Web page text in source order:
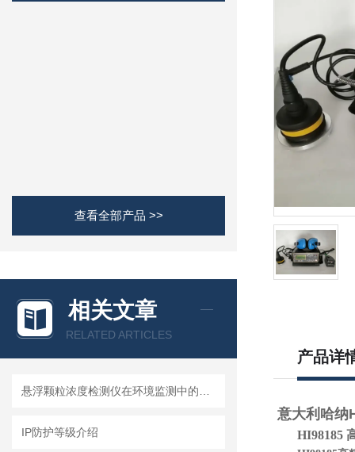
查看全部产品 >>
相关文章
RELATED ARTICLES
IP防护等级介绍
产品详
意大利哈纳
HI98185